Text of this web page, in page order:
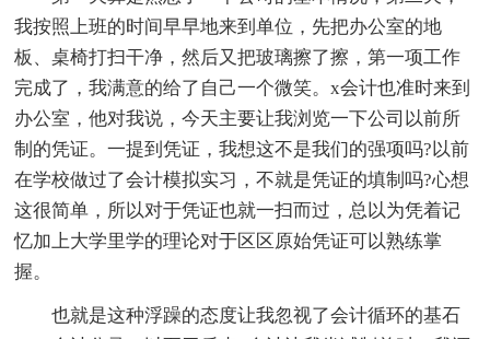
我按照上班的时间早早地来到单位，先把办公室的地
板、桌椅打扫干净，然后又把玻璃擦了擦，第一项工作
完成了，我满意的给了自己一个微笑。x会计也准时来到
办公室，他对我说，今天主要让我浏览一下公司以前所
制的凭证。一提到凭证，我想这不是我们的强项吗?以前
在学校做过了会计模拟实习，不就是凭证的填制吗?心想
这很简单，所以对于凭证也就一扫而过，总以为凭着记
忆加上大学里学的理论对于区区原始凭证可以熟练掌
握。
也就是这种浮躁的态度让我忽视了会计循环的基石